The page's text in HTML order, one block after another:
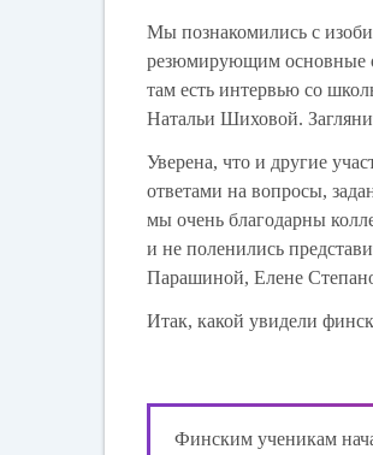
Мы познакомились с
резюмирующим основные
там есть интервью со
Натальи Шиховой.
Уверена, что и другие
ответами на вопросы,
мы очень благодарны
и не поленились
Парашиной, Елене
Итак, какой увидели
Финским ученикам